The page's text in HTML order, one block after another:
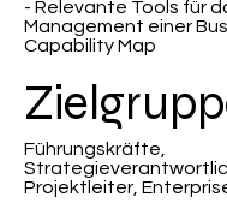
- Relevante Tools für
Management einer
Capability Map
Führungskräfte,
Projektleiter,